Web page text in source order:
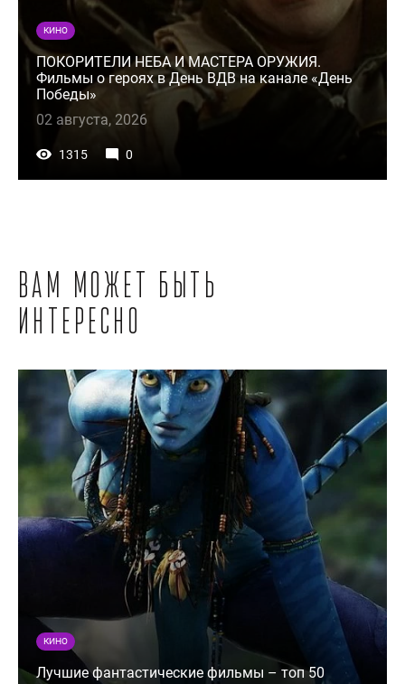
КИНО
ПОКОРИТЕЛИ НЕБА И МАСТЕРА ОРУЖИЯ.
Фильмы о героях в День ВДВ на канале «День
Победы»
02 августа, 2026
1315 0
Вам может быть
интересно
КИНО
Лучшие фантастические фильмы – топ 50